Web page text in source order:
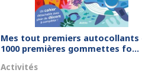
Mes tout premiers autocollants
1000 premières gommettes fo...
Activités